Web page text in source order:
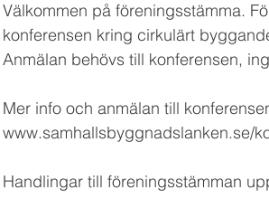
Välkommen på föreningsstämma.
konferensen kring cirkulärt
Anmälan behövs till konferensen,
Mer info och anmälan till
www.samhallsbyggnadslanken.se/
Handlingar till föreningsstämman